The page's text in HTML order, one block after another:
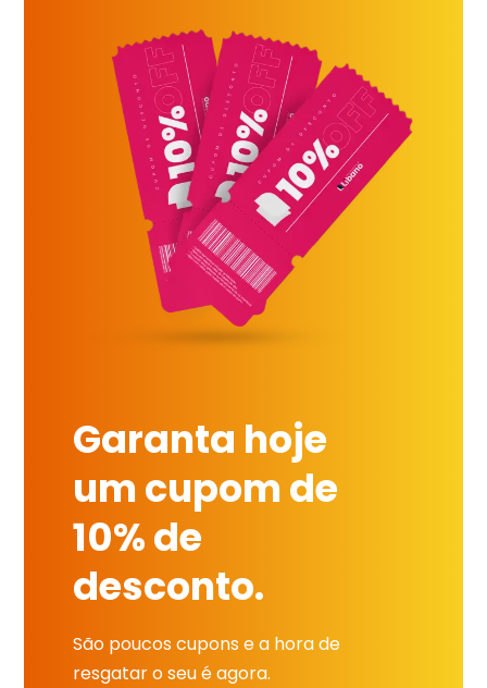
Garanta hoje
um cupom de
10% de
desconto.
São poucos cupons e a hora de
resgatar o seu é agora.